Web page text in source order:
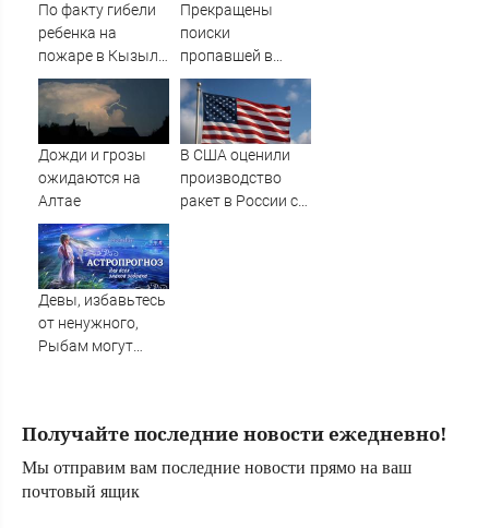
По факту гибели
ребенка на
пожаре в Кызыл-
Таше возбуждено
уголовное дело
Прекращены
поиски
пропавшей в
Твери женщины
Дожди и грозы
ожидаются на
Алтае
В США оценили
производство
ракет в России с
Девы, избавьтесь
от ненужного,
Рыбам могут
быть лидером в
Получайте последние новости ежедневно!
Мы отправим вам последние новости прямо на ваш
почтовый ящик